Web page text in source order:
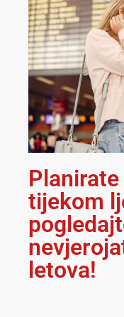
tijekom
letova!